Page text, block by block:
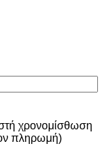
χρονομίσθωση
πληρωμή)